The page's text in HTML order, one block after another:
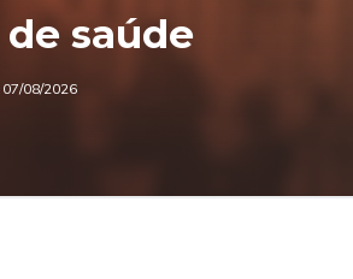
saúde
07/08/2026